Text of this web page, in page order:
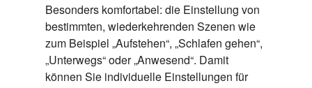
Besonders komfortabel: die Einstellung von
bestimmten, wiederkehrenden Szenen wie
zum Beispiel „Aufstehen“, „Schlafen gehen“,
„Unterwegs“ oder „Anwesend“. Damit
können Sie individuelle Einstellungen für